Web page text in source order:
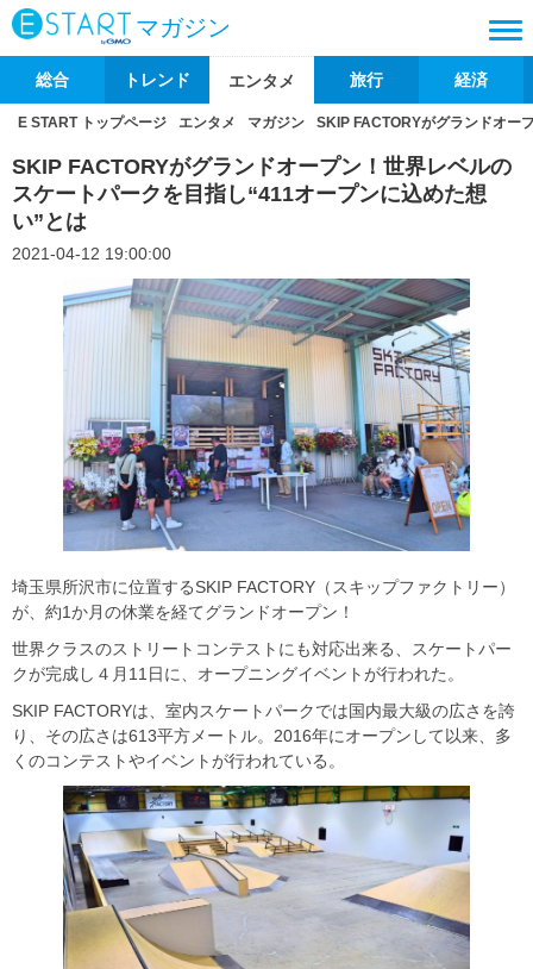
マガジン
総合 トレンド エンタメ 旅行 経済
E START トップページ エンタメ マガジン SKIP FACTORYがグランドオー
SKIP FACTORYがグランドオープン！世界レベルの
スケートパークを目指し“411オープンに込めた想
い”とは
2021-04-12 19:00:00
埼玉県所沢市に位置するSKIP FACTORY（スキップファクトリー）
が、約1か月の休業を経てグランドオープン！
世界クラスのストリートコンテストにも対応出来る、スケートパー
クが完成し４月11日に、オープニングイベントが行われた。
SKIP FACTORYは、室内スケートパークでは国内最大級の広さを誇
り、その広さは613平方メートル。2016年にオープンして以来、多
くのコンテストやイベントが行われている。